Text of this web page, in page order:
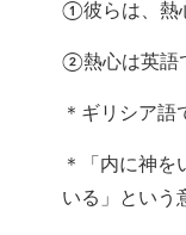
①彼らは、熱
②熱心は英語
＊ギリシア語
＊「内に神を
いる」という